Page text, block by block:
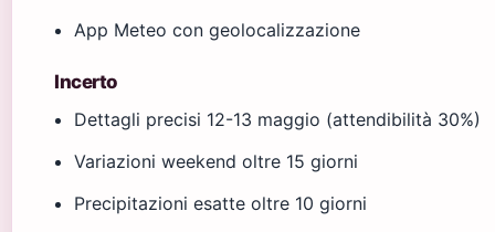
App Meteo con geolocalizzazione
Incerto
Dettagli precisi 12-13 maggio (attendibilità 30%)
Variazioni weekend oltre 15 giorni
Precipitazioni esatte oltre 10 giorni